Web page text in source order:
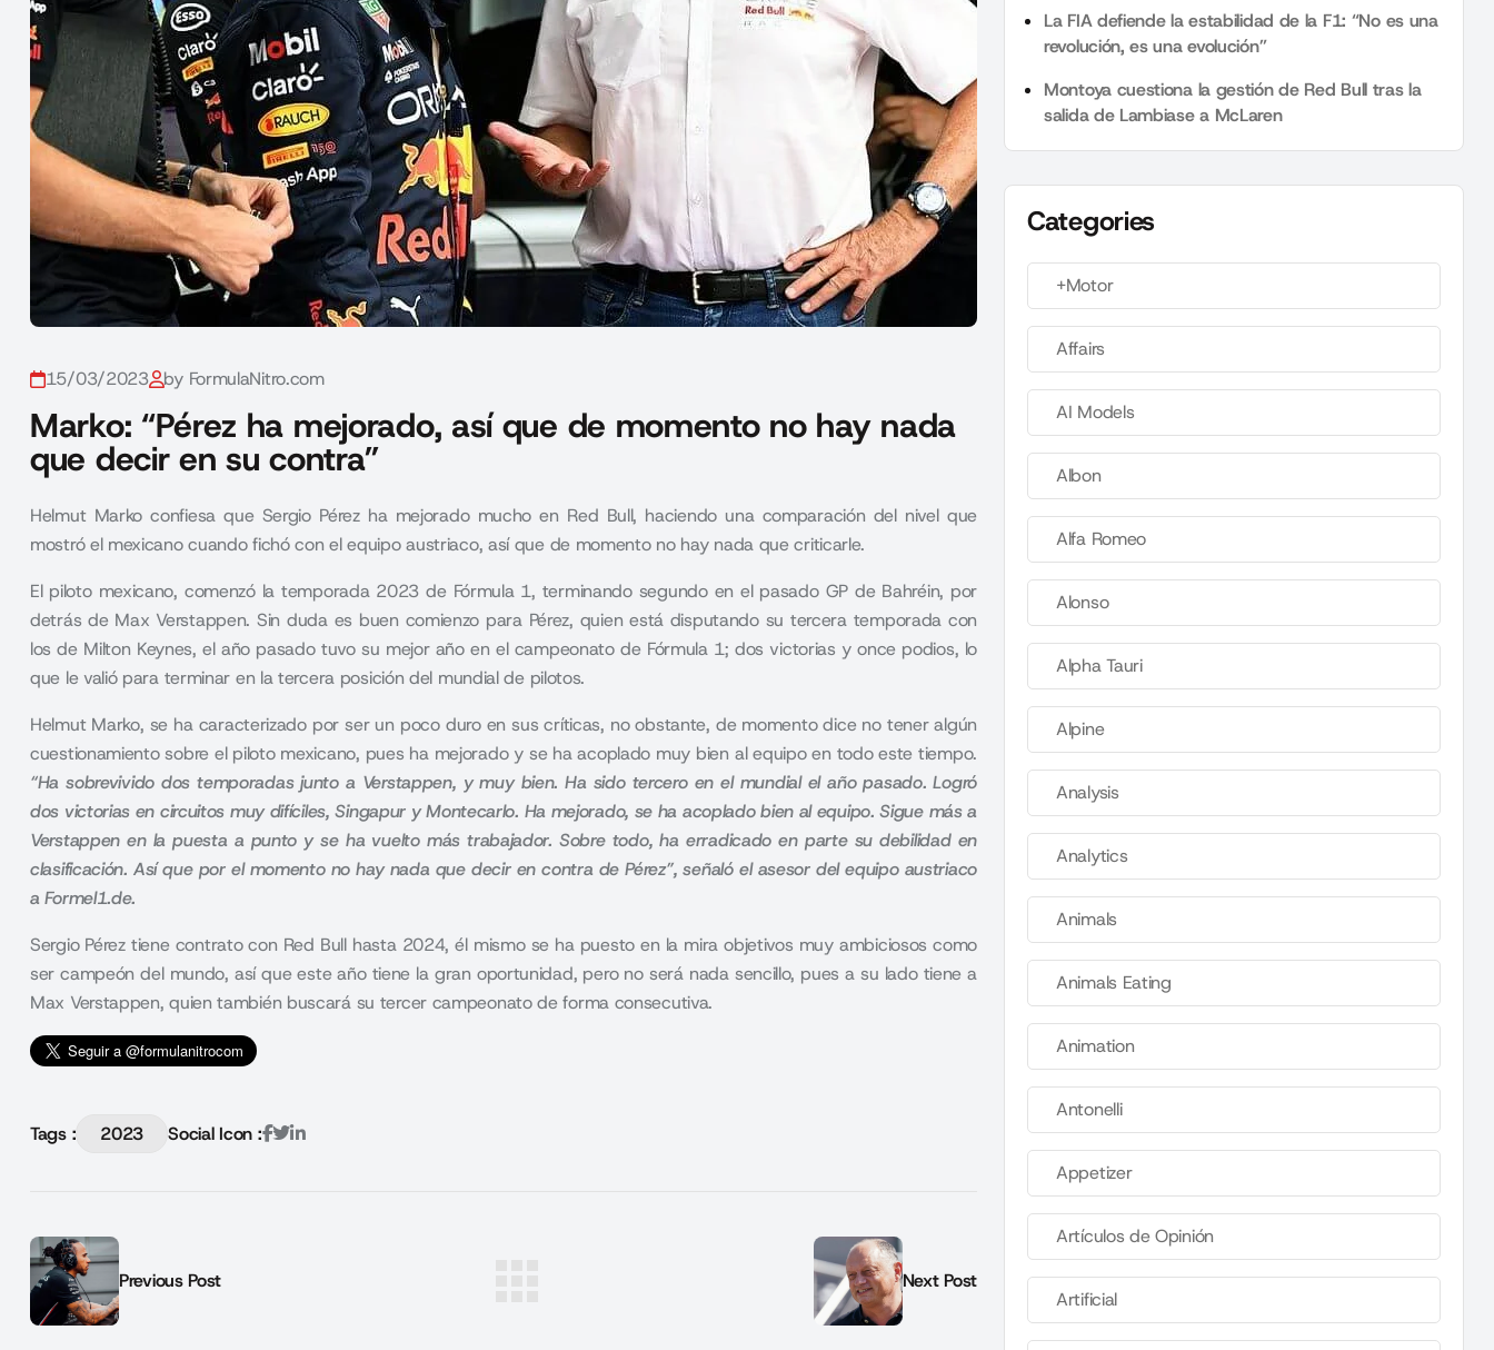
15/03/2023 by FormulaNitro.com
Marko: “Pérez ha mejorado, así que de momento no hay nada
que decir en su contra”
Helmut Marko confiesa que Sergio Pérez ha mejorado mucho en Red Bull, haciendo una comparación del nivel que
mostró el mexicano cuando fichó con el equipo austriaco, así que de momento no hay nada que criticarle.
El piloto mexicano, comenzó la temporada 2023 de Fórmula 1, terminando segundo en el pasado GP de Bahréin, por
detrás de Max Verstappen. Sin duda es buen comienzo para Pérez, quien está disputando su tercera temporada con
los de Milton Keynes, el año pasado tuvo su mejor año en el campeonato de Fórmula 1; dos victorias y once podios, lo
que le valió para terminar en la tercera posición del mundial de pilotos.
Helmut Marko, se ha caracterizado por ser un poco duro en sus críticas, no obstante, de momento dice no tener algún
cuestionamiento sobre el piloto mexicano, pues ha mejorado y se ha acoplado muy bien al equipo en todo este tiempo.
“Ha sobrevivido dos temporadas junto a Verstappen, y muy bien. Ha sido tercero en el mundial el año pasado. Logró
dos victorias en circuitos muy difíciles, Singapur y Montecarlo. Ha mejorado, se ha acoplado bien al equipo. Sigue más a
Verstappen en la puesta a punto y se ha vuelto más trabajador. Sobre todo, ha erradicado en parte su debilidad en
clasificación. Así que por el momento no hay nada que decir en contra de Pérez”, señaló el asesor del equipo austriaco
a Formel1.de.
Sergio Pérez tiene contrato con Red Bull hasta 2024, él mismo se ha puesto en la mira objetivos muy ambiciosos como
ser campeón del mundo, así que este año tiene la gran oportunidad, pero no será nada sencillo, pues a su lado tiene a
Max Verstappen, quien también buscará su tercer campeonato de forma consecutiva.
Tags : 2023 Social Icon :
Previous Post Next Post
La FIA defiende la estabilidad de la F1: “No es una
revolución, es una evolución”
Montoya cuestiona la gestión de Red Bull tras la
salida de Lambiase a McLaren
Categories
+Motor
Affairs
AI Models
Albon
Alfa Romeo
Alonso
Alpha Tauri
Alpine
Analysis
Analytics
Animals
Animals Eating
Animation
Antonelli
Appetizer
Artículos de Opinión
Artificial